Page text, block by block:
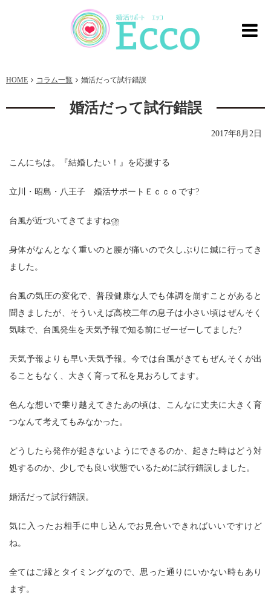
HOME コラム一覧 婚活だって試行錯誤
婚活だって試行錯誤
2017年8月2日
こんにちは。『結婚したい！』を応援する
立川・昭島・八王子 婚活サポートＥｃｃｏです?
台風が近づいてきてますね⛈
身体がなんとなく重いのと腰が痛いので久しぶりに鍼に行ってき
ました。
台風の気圧の変化で、普段健康な人でも体調を崩すことがあると
聞きましたが、そういえば高校二年の息子は小さい頃はぜんそく
気味で、台風発生を天気予報で知る前にゼーゼーしてました?
天気予報よりも早い天気予報。今では台風がきてもぜんそくが出
ることもなく、大きく育って私を見おろしてます。
色んな想いで乗り越えてきたあの頃は、こんなに丈夫に大きく育
つなんて考えてもみなかった。
どうしたら発作が起きないようにできるのか、起きた時はどう対
処するのか、少しでも良い状態でいるために試行錯誤しました。
婚活だって試行錯誤。
気に入ったお相手に申し込んでお見合いできればいいですけど
ね。
全てはご縁とタイミングなので、思った通りにいかない時もあり
ます。